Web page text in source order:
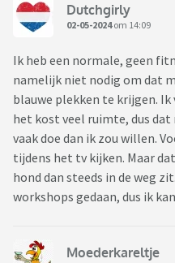
Dutchgirly
02-05-2024om 14:09
Ik heb een normale, geen
namelijk niet nodig om dat
blauwe plekken te krijgen.
het kost veel ruimte, dus
vaak doe dan ik zou willen.
tijdens het tv kijken. Maar
hond dan steeds in de weg
workshops gedaan, dus ik
Moederkareltje